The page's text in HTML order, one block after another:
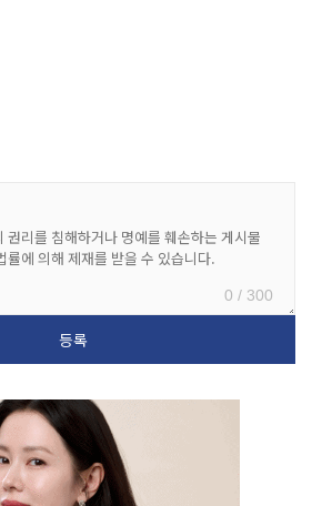
0 / 300